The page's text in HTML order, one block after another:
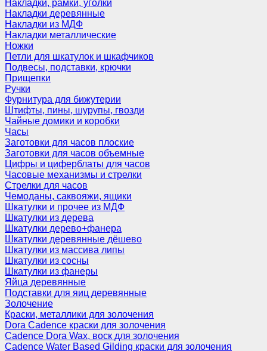
Накладки, рамки, уголки
Накладки деревянные
Накладки из МДФ
Накладки металлические
Ножки
Петли для шкатулок и шкафчиков
Подвесы, подставки, крючки
Прищепки
Ручки
Фурнитура для бижутерии
Штифты, пины, шурупы, гвозди
Чайные домики и коробки
Часы
Заготовки для часов плоские
Заготовки для часов объемные
Цифры и циферблаты для часов
Часовые механизмы и стрелки
Стрелки для часов
Чемоданы, саквояжи, ящики
Шкатулки и прочее из МДФ
Шкатулки из дерева
Шкатулки дерево+фанера
Шкатулки деревянные дёшево
Шкатулки из массива липы
Шкатулки из сосны
Шкатулки из фанеры
Яйца деревянные
Подставки для яиц деревянные
Золочение
Краски, металлики для золочения
Dora Cadence краски для золочения
Cadence Dora Wax, воск для золочения
Cadence Water Based Gilding краски для золочения